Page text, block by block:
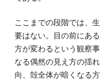
ここまでの段階では、
要はない。目の前にあ
方が変わるという観察
なる偶然の見え方の揺
向、殻全体が暗くなる